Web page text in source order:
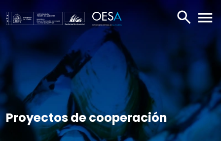
Proyectos de cooperación